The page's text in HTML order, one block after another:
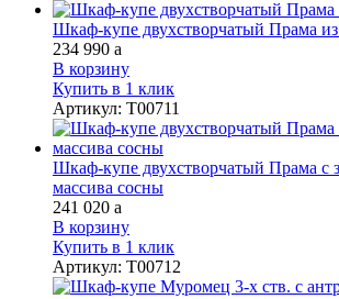
Шкаф-купе двухстворчатый Прама
234 990 a
В корзину
Купить в 1 клик
Артикул: Т00711
Шкаф-купе двухстворчатый Прама с
массива сосны
241 020 a
В корзину
Купить в 1 клик
Артикул: Т00712